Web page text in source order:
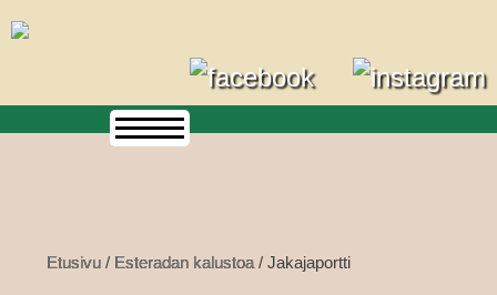
to
Etusivu/ Esteradan kalustoa/ Jakajaportti